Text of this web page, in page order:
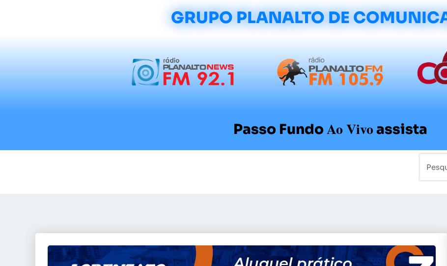
GRUPO PLANALTO DE
Passo FundoAo Vivoassista